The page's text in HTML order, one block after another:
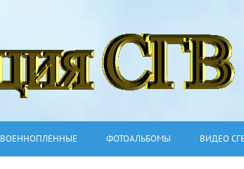
ВОЕННОПЛЕННЫЕ ФОТОАЛЬБОМЫ ВИДЕО